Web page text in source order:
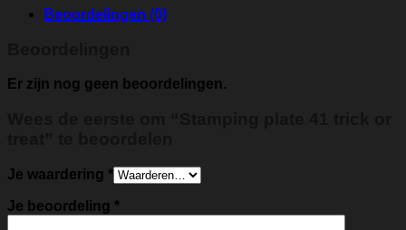
Beoordelingen (0)
Er zijn nog geen beoordelingen.
Je waardering *
Je beoordeling *